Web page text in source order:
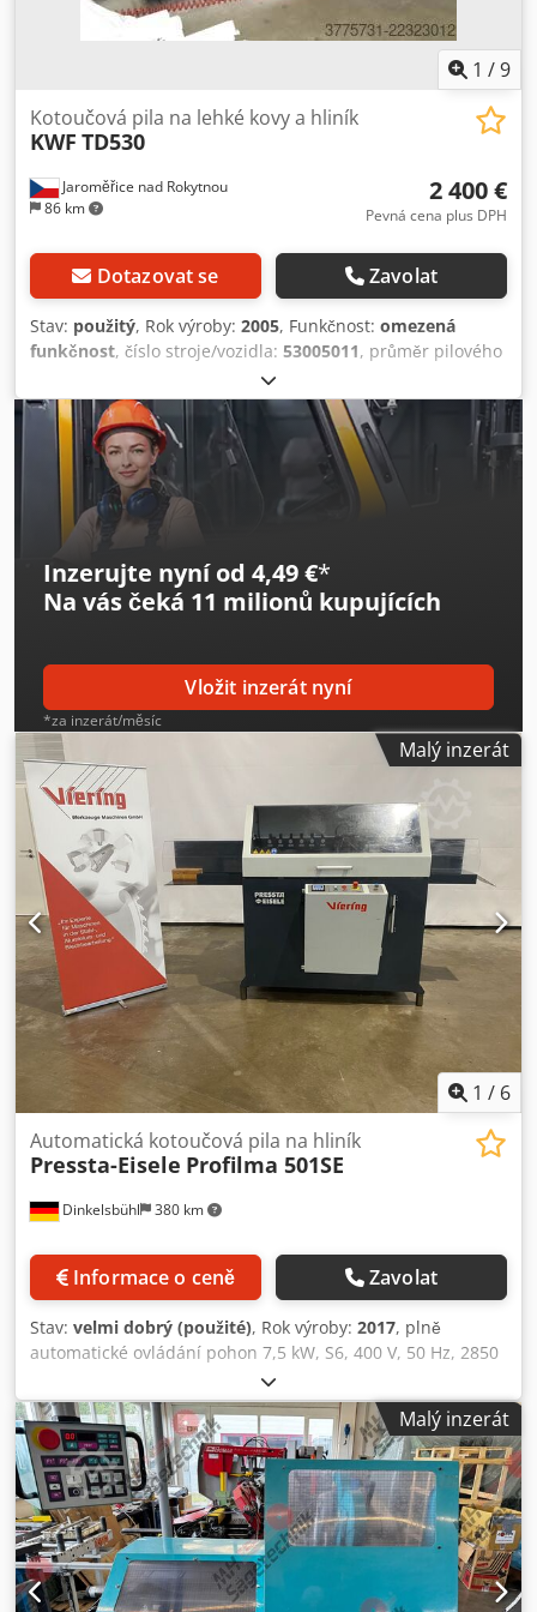
1 /9
Jaroměřice nad Rokytnou
86 km
Kotoučová pila na lehké kovy a hliník
KWF TD530
2 400 €
Pevná cena plus DPH
Dotazovat se Zavolat
Stav: použitý, Rok výroby: 2005, Funkčnost: omezená
funkčnost, číslo stroje/vozidla: 53005011, průměr pilového
, rychlost pilového kotouče:
provozní tlak:7 lišta, Stroj je částečně funkční, oba motory
běží a elektronika je v pořádku. Od roku 2019 se stroj
nepoužíval a řezal pouze PVC. Obě řezací hlavy jsou
pohyblivé. Dcjdpfx Aszli Ifjatok Je nutná kompletní revize.
Inzerujte nyní od 4,49 €*
Na vás čeká 11 milionů kupujících
Vložit inzerát nyní
*za inzerát/měsíc
Malý inzerát
1 / 6
Dinkelsbühl 380 km
Automatická kotoučová pila na hliník
Pressta-Eisele Profilma 501SE
Informace o ceně Zavolat
Stav: velmi dobrý (použité), Rok výroby: 2017, plně
automatické ovládání pohon 7,5 kW, S6, 400 V, 50 Hz, 2850
ot./min. pro použití pilových kotoučů o průměru 550 mm
rozsah řezu 270 x 140 mm (šířka x výška), průměr 185 mm
max. šířka profilu 270 mm ovládací panel s displejem
Dcedpszn H Uhjfx Aatjk včetně počítadla kusů včetně
zařízení pro zpětný chod do maximální délky řezu 3000 mm
automatické vypnutí pomocí koncového spínače při
dosažení konce řezaného materiálu hydropneumatický
posuv pilového kotouče, plynule nastavitelný, zdola nahoru
vertikální a horizontální upínací zařízení, na přívodní i
odvodní straně pily pneumatické dávkovací stříkací zařízení
Malý inzerát